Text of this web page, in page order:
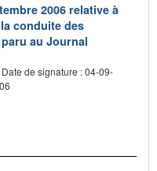
2006 relative à
conduite des
au Journal
Date de signature : 04-09-